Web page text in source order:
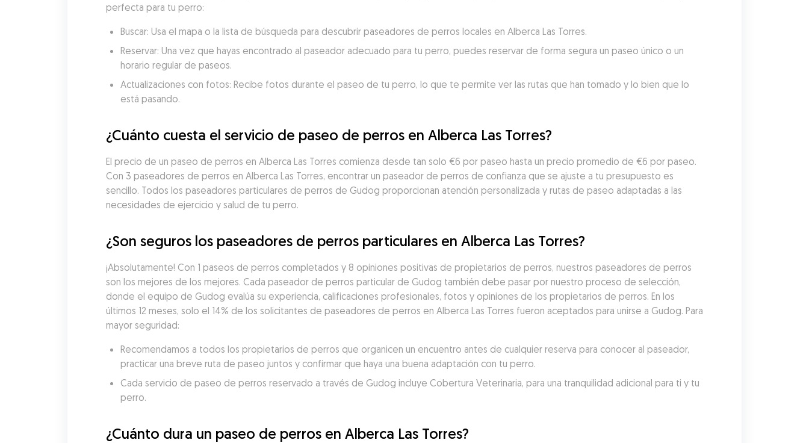
perfecta para tu perro:
Buscar: Usa el mapa o la lista de búsqueda para descubrir paseadores de perros locales en Alberca Las Torres.
Reservar: Una vez que hayas encontrado al paseador adecuado para tu perro, puedes reservar de forma segura un paseo único o un
horario regular de paseos.
Actualizaciones con fotos: Recibe fotos durante el paseo de tu perro, lo que te permite ver las rutas que han tomado y lo bien que lo
está pasando.
¿Cuánto cuesta el servicio de paseo de perros en Alberca Las Torres?
El precio de un paseo de perros en Alberca Las Torres comienza desde tan solo €6 por paseo hasta un precio promedio de €6 por paseo.
Con 3 paseadores de perros en Alberca Las Torres, encontrar un paseador de perros de confianza que se ajuste a tu presupuesto es
sencillo. Todos los paseadores particulares de perros de Gudog proporcionan atención personalizada y rutas de paseo adaptadas a las
necesidades de ejercicio y salud de tu perro.
¿Son seguros los paseadores de perros particulares en Alberca Las Torres?
¡Absolutamente! Con 1 paseos de perros completados y 8 opiniones positivas de propietarios de perros, nuestros paseadores de perros
son los mejores de los mejores. Cada paseador de perros particular de Gudog también debe pasar por nuestro proceso de selección,
donde el equipo de Gudog evalúa su experiencia, calificaciones profesionales, fotos y opiniones de los propietarios de perros. En los
últimos 12 meses, solo el 14% de los solicitantes de paseadores de perros en Alberca Las Torres fueron aceptados para unirse a Gudog. Para
mayor seguridad:
Recomendamos a todos los propietarios de perros que organicen un encuentro antes de cualquier reserva para conocer al paseador,
practicar una breve ruta de paseo juntos y confirmar que haya una buena adaptación con tu perro.
Cada servicio de paseo de perros reservado a través de Gudog incluye Cobertura Veterinaria, para una tranquilidad adicional para ti y tu
perro.
¿Cuánto dura un paseo de perros en Alberca Las Torres?